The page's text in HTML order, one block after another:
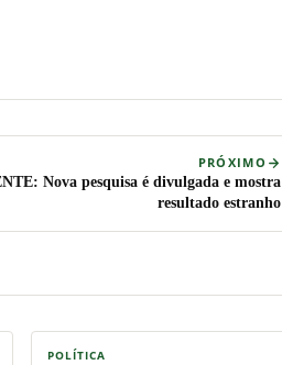
PRÓXIMO
Nova pesquisa é divulgada e mostra
resultado estranho
POLÍTICA